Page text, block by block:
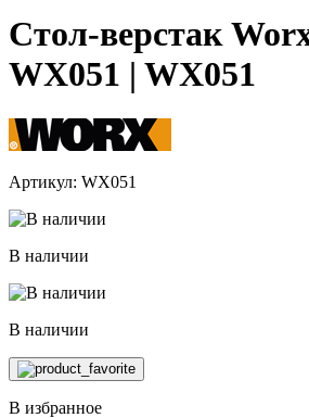
Стол-верстак
WX051 | WX051
Артикул: WX051
В наличии
В наличии
В избранное